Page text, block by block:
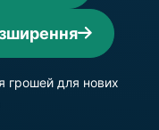
грошей для нових